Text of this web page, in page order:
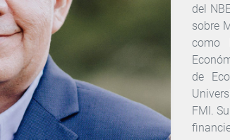
del
sobre
como
de
FMI.